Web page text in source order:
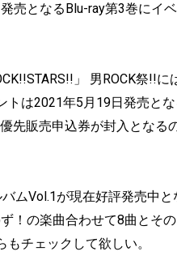
売となるBlu-ray第3巻にイ
」 男ROCK祭!!
は2021年5月19日発売と
先販売申込券が封入となる
ムVol.1が現在好評発売中
！の楽曲合わせて8曲とそ
チェックして欲しい。